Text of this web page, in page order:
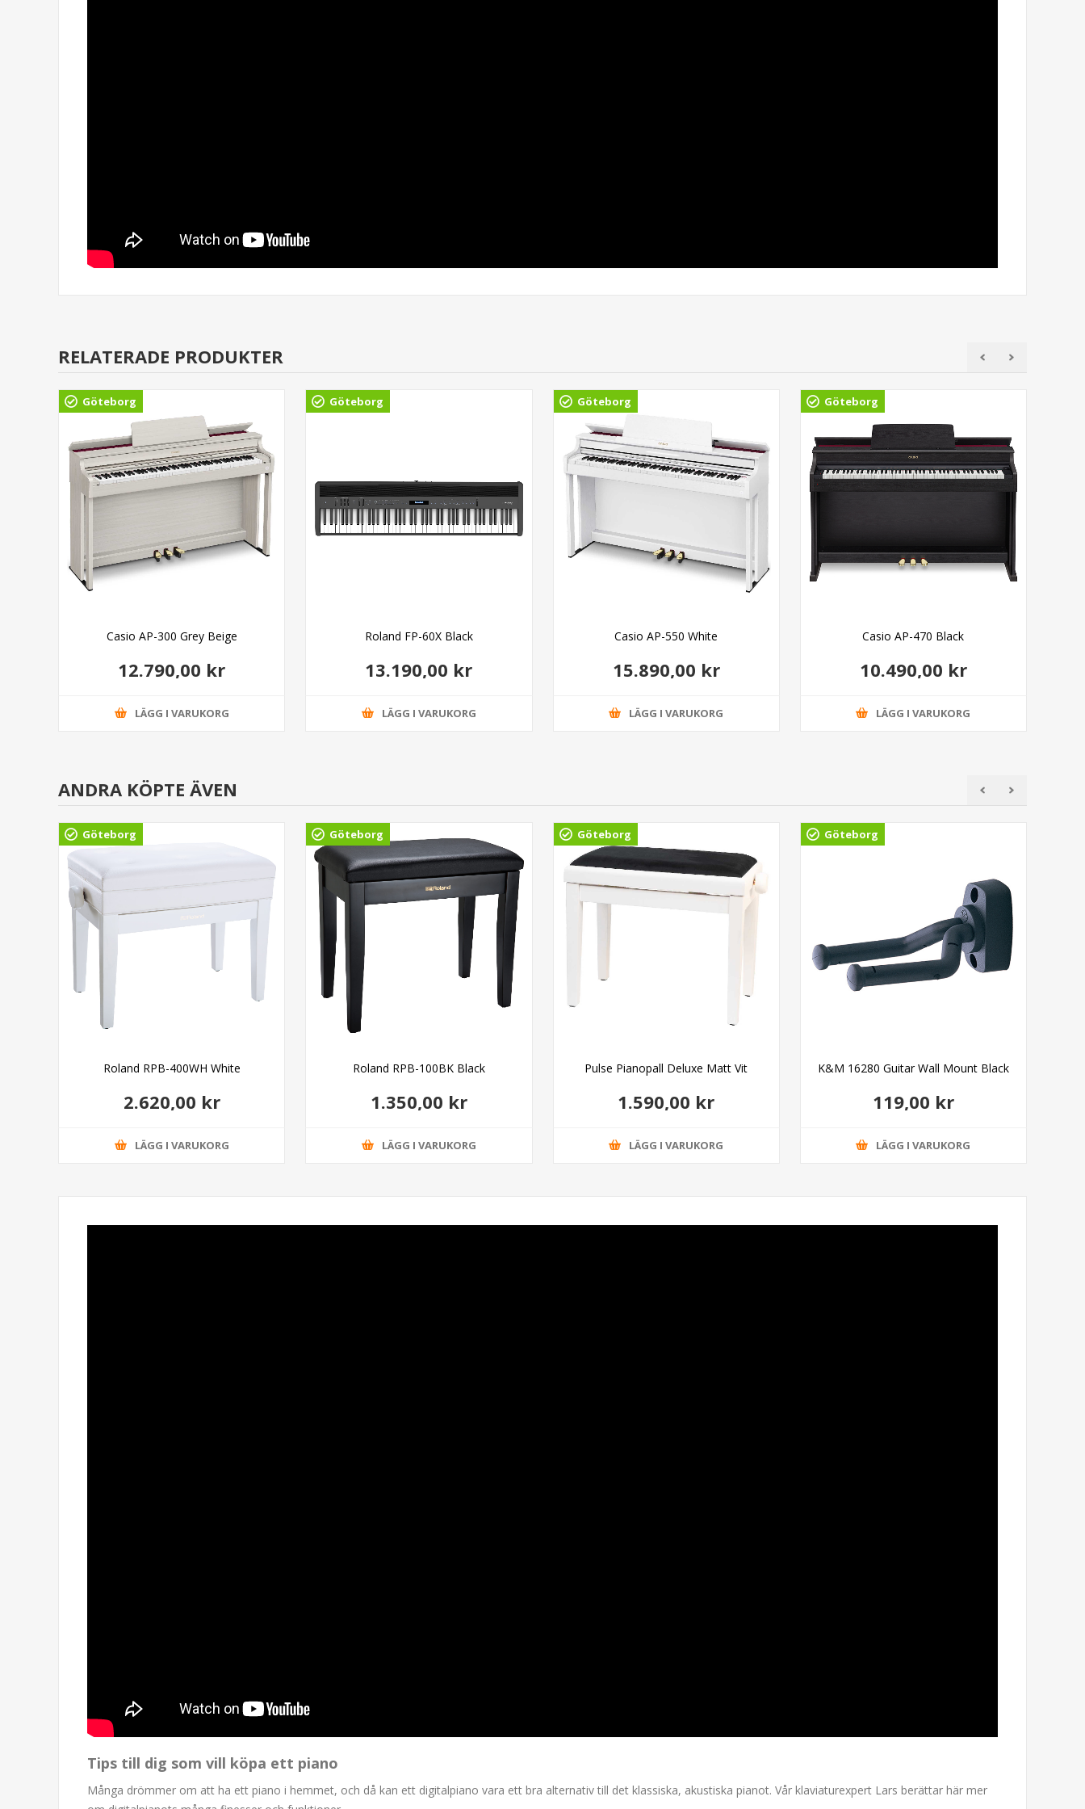
RELATERADE PRODUKTER
Göteborg
Casio AP-300 Grey Beige
12.790,00 kr
LÄGG I VARUKORG
Göteborg
Roland FP-60X Black
13.190,00 kr
LÄGG I VARUKORG
Göteborg
Casio AP-550 White
15.890,00 kr
LÄGG I VARUKORG
Göteborg
Casio AP-470 Black
10.490,00 kr
LÄGG I VARUKORG
ANDRA KÖPTE ÄVEN
Göteborg
Roland RPB-400WH White
2.620,00 kr
LÄGG I VARUKORG
Göteborg
Roland RPB-100BK Black
1.350,00 kr
LÄGG I VARUKORG
Göteborg
Pulse Pianopall Deluxe Matt Vit
1.590,00 kr
LÄGG I VARUKORG
Göteborg
K&M 16280 Guitar Wall Mount Black
119,00 kr
LÄGG I VARUKORG
Tips till dig som vill köpa ett piano
Många drömmer om att ha ett piano i hemmet, och då kan ett digitalpiano vara ett bra alternativ till det klassiska, akustiska pianot. Vår klaviaturexpert Lars berättar här mer